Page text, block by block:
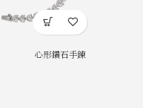
心形鑽石手鍊